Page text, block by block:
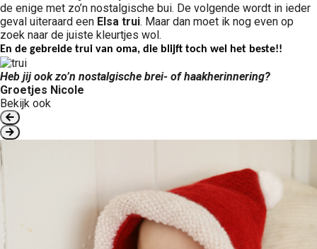
de enige met zo’n nostalgische bui. De volgende wordt in ieder
geval uiteraard een Elsa trui. Maar dan moet ik nog even op
zoek naar de juiste kleurtjes wol.
En de gebreide trui van oma, die blijft toch wel het beste!!
Heb jij ook zo’n nostalgische brei- of haakherinnering?
Groetjes Nicole
Bekijk ook